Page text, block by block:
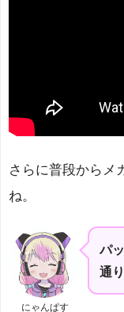
さらに普段からメ
ね。
にゃんぱす
パ
通